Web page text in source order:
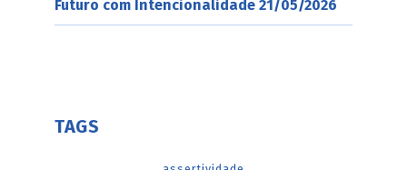
Futuro com Intencionalidade 21/05/2026
TAGS